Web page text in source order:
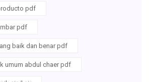
pdf
pdf
baik dan benar pdf
umum abdul chaer pdf